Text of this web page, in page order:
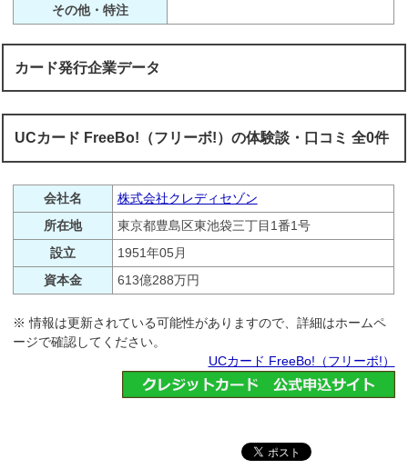
その他・特注
カード発行企業データ
UCカード FreeBo!（フリーボ!）の体験談・口コミ 全0件
会社名
株式会社クレディセゾン
所在地
東京都豊島区東池袋三丁目1番1号
設立
1951年05月
資本金
613億288万円
※ 情報は更新されている可能性がありますので、詳細はホームペ
ージで確認してください。
UCカード FreeBo!（フリーボ!）